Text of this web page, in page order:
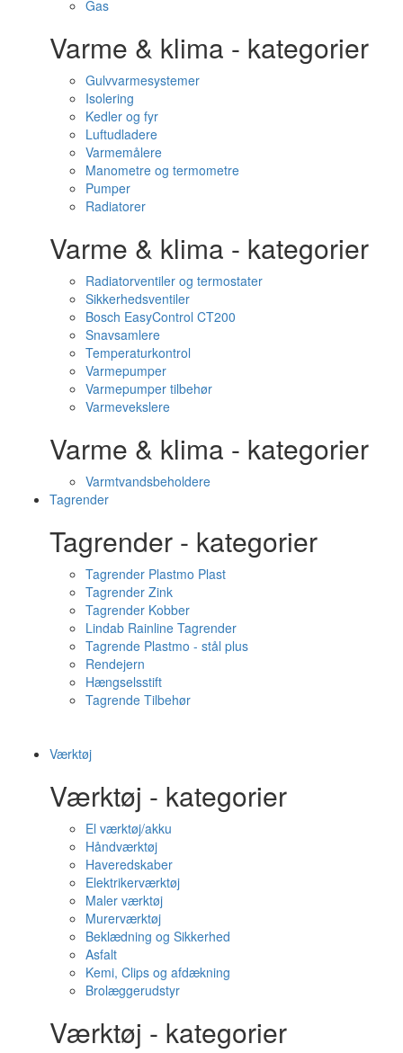
Gas
Varme & klima - kategorier
Gulvvarmesystemer
Isolering
Kedler og fyr
Luftudladere
Varmemålere
Manometre og termometre
Pumper
Radiatorer
Varme & klima - kategorier
Radiatorventiler og termostater
Sikkerhedsventiler
Bosch EasyControl CT200
Snavsamlere
Temperaturkontrol
Varmepumper
Varmepumper tilbehør
Varmevekslere
Varme & klima - kategorier
Varmtvandsbeholdere
Tagrender
Tagrender - kategorier
Tagrender Plastmo Plast
Tagrender Zink
Tagrender Kobber
Lindab Rainline Tagrender
Tagrende Plastmo - stål plus
Rendejern
Hængselsstift
Tagrende Tilbehør
Værktøj
Værktøj - kategorier
El værktøj/akku
Håndværktøj
Haveredskaber
Elektrikerværktøj
Maler værktøj
Murerværktøj
Beklædning og Sikkerhed
Asfalt
Kemi, Clips og afdækning
Brolæggerudstyr
Værktøj - kategorier